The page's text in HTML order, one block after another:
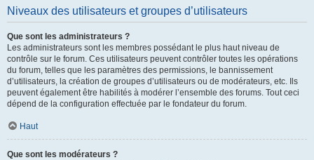
Niveaux des utilisateurs et groupes d’utilisateurs
Que sont les administrateurs ?
Les administrateurs sont les membres possédant le plus haut niveau de
contrôle sur le forum. Ces utilisateurs peuvent contrôler toutes les opérations
du forum, telles que les paramètres des permissions, le bannissement
d’utilisateurs, la création de groupes d’utilisateurs ou de modérateurs, etc. Ils
peuvent également être habilités à modérer l’ensemble des forums. Tout ceci
dépend de la configuration effectuée par le fondateur du forum.
Haut
Que sont les modérateurs ?